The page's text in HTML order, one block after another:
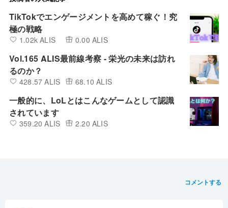
TikTokでエンゲージメントを高めて稼ぐ！究
極の戦略
1.02k ALIS 0.00 ALIS
Vol.165 ALIS最前線考察 - 栄光の未来は訪れ
るのか？
428.57 ALIS 68.10 ALIS
一般的に、LoLとはこんなゲームとして認識
されています
359.20 ALIS 2.20 ALIS
コメントする